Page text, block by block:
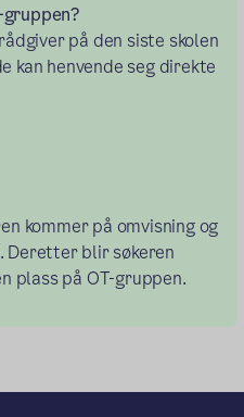
gruppen?
på den siste skolen
kan henvende seg direkte
kommer på omvisning og
blir søkeren
plass på OT-gruppen.